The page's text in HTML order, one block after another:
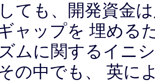
ても、開発資金
ャップを 埋める
ムに関するイニ
の中でも、 英に